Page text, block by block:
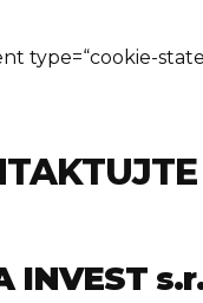
type=“cookie-
INVEST